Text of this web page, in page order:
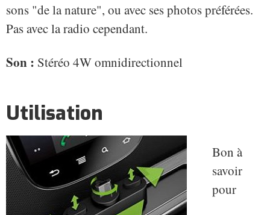
sons "de la nature", ou avec ses photos préférées.
Pas avec la radio cependant.
Son : Stéréo 4W omnidirectionnel
Utilisation
Bon à
savoir
pour